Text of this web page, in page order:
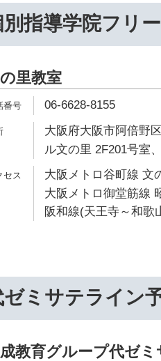
別指導学院フリ
里教室
06-6628-8155
大阪府大阪市阿倍野
ル文の里 2F201号室
大阪メトロ谷町線 文
大阪メトロ御堂筋線
阪和線(天王寺～和歌
ゼミサテライン
教育グループ代ゼミ